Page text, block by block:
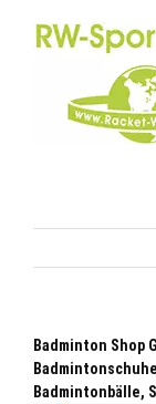
Badminton Shop
Badmintonbälle,